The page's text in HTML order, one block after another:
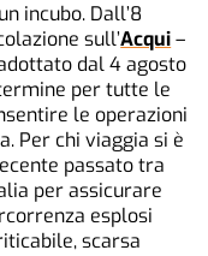
incubo. Dall’8
sull’Acqui –
dal 4 agosto
per tutte le
le operazioni
Per chi viaggia si è
passato tra
per assicurare
esplosi
scarsa